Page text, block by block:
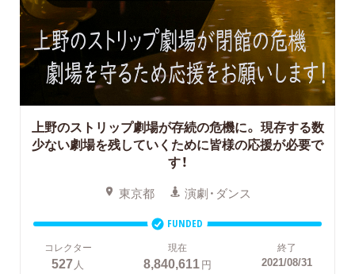
上野のストリップ劇場が存続の危機に。 現存する数
少ない劇場を残していくために皆様の応援が必要で
す！
東京都 演劇・ダンス
FUNDED
コレクター
527 人
現在
8,840,611円
終了
2021/08/31